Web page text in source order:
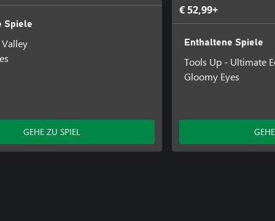
Spiele
GEHE ZU SPIEL
€ 52,99+
Enthaltene Spiele
Tools Up - Ultimate
Gloomy Eyes